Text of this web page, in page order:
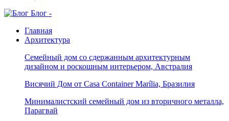
Блог -
Главная
Архитектура
Семейный дом со сдержанным архитектурным
дизайном и роскошным интерьером, Австралия
Висячий Дом от Casa Container Marília, Бразилия
Минималистский семейный дом из вторичного металла,
Парагвай